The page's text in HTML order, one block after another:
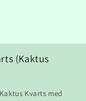
(Kaktus
Kvarts med